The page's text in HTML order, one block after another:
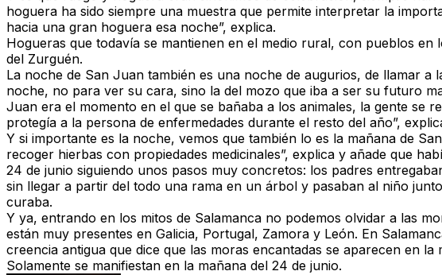
hoguera ha sido siempre una muestra que permite interpretar la
hacia una gran hoguera esa noche”, explica.
Hogueras que todavía se mantienen en el medio rural, con pueblos
del Zurguén.
La noche de San Juan también es una noche de augurios, de llamar
noche, no para ver su cara, sino la del mozo que iba a ser su futuro
Juan era el momento en el que se bañaba a los animales, la gente se
protegía a la persona de enfermedades durante el resto del año”,
Y si importante es la noche, vemos que también lo es la mañana de
recoger hierbas con propiedades medicinales”, explica y añade que
24 de junio siguiendo unos pasos muy concretos: los padres
sin llegar a partir del todo una rama en un árbol y pasaban al niño
curaba.
Y ya, entrando en los mitos de Salamanca no podemos olvidar a las
están muy presentes en Galicia, Portugal, Zamora y León. En
creencia antigua que dice que las moras encantadas se aparecen en
Solamente se manifiestan en la mañana del 24 de junio.